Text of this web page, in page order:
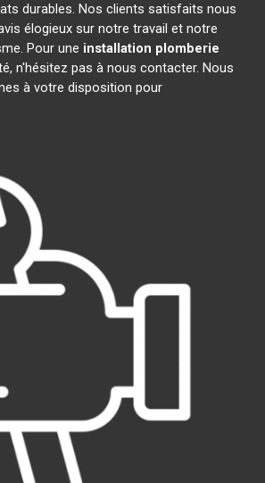
durables. Nos clients satisfaits nous
élogieux sur notre travail et notre
Pour une installation plomberie
n'hésitez pas à nous contacter. Nous
à votre disposition pour